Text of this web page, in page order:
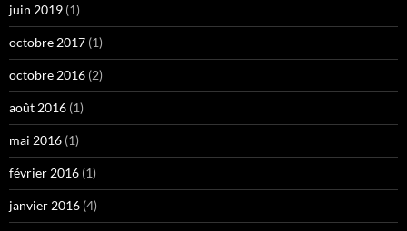
juin 2019 (1)
octobre 2017 (1)
octobre 2016 (2)
août 2016 (1)
mai 2016 (1)
février 2016 (1)
janvier 2016 (4)